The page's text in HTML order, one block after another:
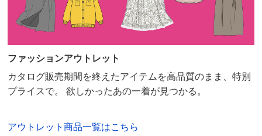
ファッションアウトレット
カタログ販売期間を終えたアイテムを高品質のまま、特別
プライスで。 欲しかったあの一着が見つかる。
アウトレット商品一覧はこちら